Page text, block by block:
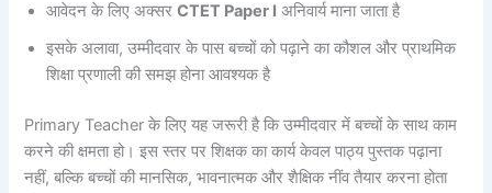
आवेदन के लिए अक्सरCTET Paper I अनिवार्य माना जाता है
इसके अलावा, उम्मीदवार के पास बच्चों को पढ़ाने का कौशल और प्राथमिक
शिक्षा प्रणाली की समझ होना आवश्यक है
Primary Teacher के लिए यह जरूरी है कि उम्मीदवार में बच्चों के साथ काम
करने की क्षमता हो। इस स्तर पर शिक्षक का कार्य केवल पाठ्य पुस्तक पढ़ाना
नहीं, बल्कि बच्चों की मानसिक, भावनात्मक और शैक्षिक नींव तैयार करना होता